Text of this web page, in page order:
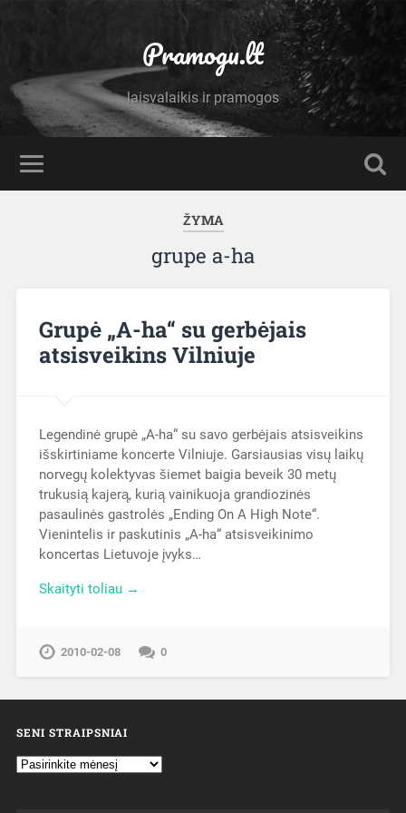
Pramogu.lt
laisvalaikis ir pramogos
ŽYMA
grupe a-ha
Grupė „A-ha“ su gerbėjais
atsisveikins Vilniuje
Legendinė grupė „A-ha“ su savo gerbėjais atsisveikins
išskirtiniame koncerte Vilniuje. Garsiausias visų laikų
norvegų kolektyvas šiemet baigia beveik 30 metų
trukusią kajerą, kurią vainikuoja grandiozinės
pasaulinės gastrolės „Ending On A High Note“.
Vienintelis ir paskutinis „A-ha“ atsisveikinimo
koncertas Lietuvoje įvyks…
Skaityti toliau →
2010-02-08 0
SENI STRAIPSNIAI